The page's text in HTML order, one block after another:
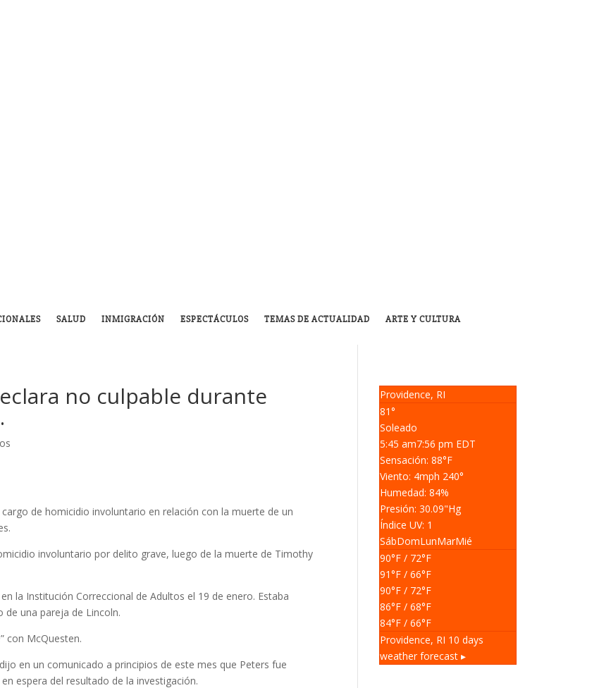
SALUD INMIGRACIÓN ESPECTÁCULOS TEMAS DE ACTUALIDAD ARTE Y CULTURA
no culpable durante
de homicidio involuntario en relación con la muerte de un
involuntario por delito grave, luego de la muerte de Timothy
la Institución Correccional de Adultos el 19 de enero. Estaba
de una pareja de Lincoln.
con McQuesten.
en un comunicado a principios de este mes que Peters fue
espera del resultado de la investigación.
Providence, RI
81°
Soleado
5:45 am7:56 pm EDT
Sensación: 88°F
Viento: 4mph 240°
Humedad: 84%
Presión: 30.09"Hg
Índice UV: 1
SábDomLunMarMié
90°F / 72°F
91°F / 66°F
90°F / 72°F
86°F / 68°F
84°F / 66°F
Providence, RI 10 days
weather forecast ▸